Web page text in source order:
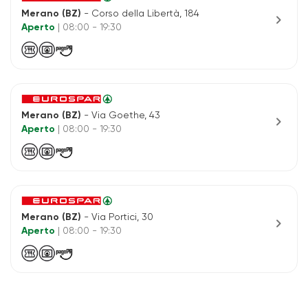
Merano (BZ) - Corso della Libertà, 184
Aperto
| 08:00 - 19:30 chevron_right
Merano (BZ) - Via Goethe, 43
Aperto
| 08:00 - 19:30 chevron_right
Merano (BZ) - Via Portici, 30
Aperto
| 08:00 - 19:30 chevron_right